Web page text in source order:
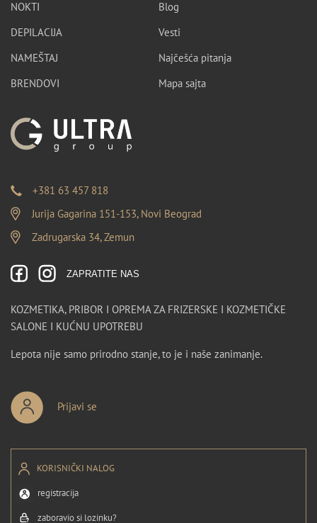
NOKTI
DEPILACIJA
NAMEŠTAJ
BRENDOVI
Blog
Vesti
Najčešća pitanja
Mapa sajta
+381 63 457 818
Jurija Gagarina 151-153, Novi Beograd
Zadrugarska 34, Zemun
ZAPRATITE NAS
KOZMETIKA, PRIBOR I OPREMA ZA FRIZERSKE I KOZMETIČKE
SALONE I KUĆNU UPOTREBU
Lepota nije samo prirodno stanje, to je i naše zanimanje.
Prijavi se
KORISNIČKI NALOG
registracija
zaboravio si lozinku?